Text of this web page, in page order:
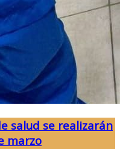
salud se realizarán
marzo